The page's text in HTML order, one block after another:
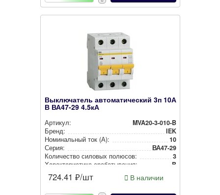
Выключатель автоматический 3п 10А
В ВА47-29 4.5кА
Артикул:
MVA20-3-010-B
Бренд:
IEK
Номи­наль­ный ток (А):
10
Серия:
ВА47-29
Количество силовых полюсов:
3
Харак­те­рис­ти­ка сра­ба­ты­ва­ния:
B
724.41 ₽/шт В наличии